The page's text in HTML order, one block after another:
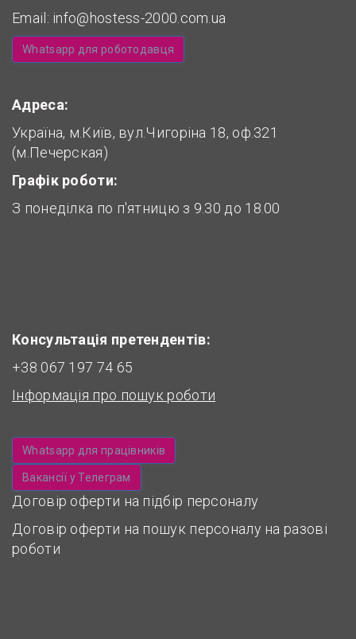
Email: info@hostess-2000.com.ua
Whatsapp для роботодавця
Адреса:
Україна, м.Київ, вул.Чигоріна 18, оф.321
(м.Печерская)
Графік роботи:
З понеділка по п'ятницю з 9.30 до 18.00
Консультація претендентів:
+38 067 197 74 65
Інформація про пошук роботи
Whatsapp для працівників
Вакансії у Телеграм
Договір оферти на підбір персоналу
Договір оферти на пошук персоналу на разові
роботи